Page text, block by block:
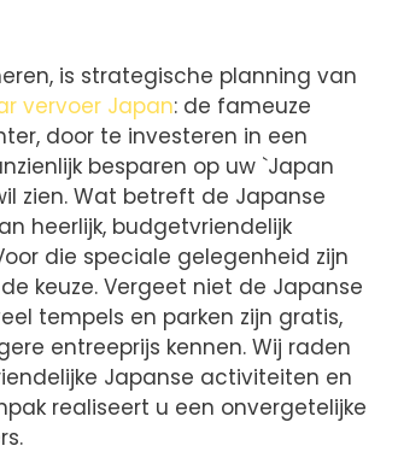
is strategische planning van
vervoer Japan: de fameuze
door te investeren in een
besparen op uw `Japan
zien. Wat betreft de Japanse
heerlijk, budgetvriendelijk
die speciale gelegenheid zijn
keuze. Vergeet niet de Japanse
tempels en parken zijn gratis,
entreeprijs kennen. Wij raden
Japanse activiteiten en
realiseert u een onvergetelijke